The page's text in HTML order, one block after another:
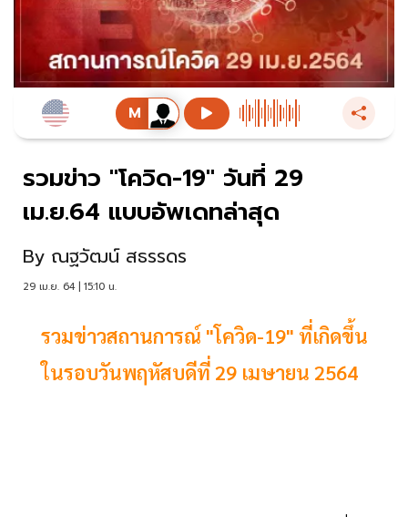
รวมข่าว "โควิด-19" วันที่ 29
เม.ย.64 แบบอัพเดทล่าสุด
By ณฐวัฒน์ สธรรดร
29 เม.ย. 64 | 15:10 น.
รวมข่าวสถานการณ์ "โควิด-19" ที่เกิดขึ้น
ในรอบวันพฤหัสบดีที่ 29 เมษายน 2564